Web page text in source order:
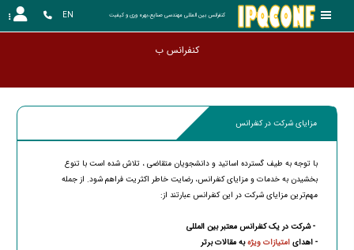
کنفرانس بین المللی مهندسی صنایع،بهره وری و کیفیت EN
کنفرانس برگ
مزایای شرکت در کنفرانس
با توجه به طیف گسترده اساتید و دانشجویان متقاضی ، تلاش شده است با تنوع‌
بخشیدن به خدمات و مزایای کنفرانس، رضایت خاطر اکثریت فراهم شود. از جمله
مهم‌ترین مزایای شرکت در این کنفرانس عبارتند از:
- شرکت در یک کنفرانس معتبر بین المللی
- اهدایامتیازات ویژهبه مقالات برتر